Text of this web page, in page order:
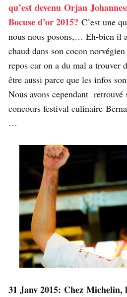
qu’est devenu Orjan
Bocuse d’or 2015? C’est une
nous nous posons,… Eh-bien il
chaud dans son cocon
repos car on a du mal a
être aussi parce que les infos
Nous avons cependant
concours festival culinaire
…
31 Janv 2015: Chez Michelin,